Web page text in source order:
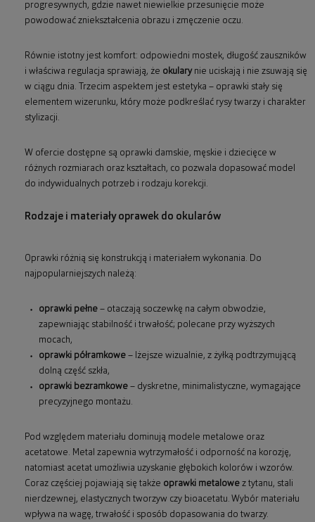
progresywnych, gdzie nawet niewielkie przesunięcie może
powodować zniekształcenia obrazu i zmęczenie oczu.
Równie istotny jest komfort: odpowiedni mostek, długość zauszników
i właściwa regulacja sprawiają, że okularynie uciskają i nie zsuwają się
w ciągu dnia. Trzecim aspektem jest estetyka – oprawki stały się
elementem wizerunku, który może podkreślać rysy twarzy i charakter
stylizacji.
W ofercie dostępne są oprawki damskie, męskie i dziecięce w
różnych rozmiarach oraz kształtach, co pozwala dopasować model
do indywidualnych potrzeb i rodzaju korekcji.
Rodzaje i materiały oprawek do okularów
Oprawki różnią się konstrukcją i materiałem wykonania. Do
najpopularniejszych należą:
oprawki pełne – otaczają soczewkę na całym obwodzie,
zapewniając stabilność i trwałość; polecane przy wyższych
mocach,
oprawki półramkowe – lżejsze wizualnie, z żyłką podtrzymującą
dolną część szkła,
oprawki bezramkowe – dyskretne, minimalistyczne, wymagające
precyzyjnego montażu.
Pod względem materiału dominują modele metalowe oraz
acetatowe. Metal zapewnia wytrzymałość i odporność na korozję,
natomiast acetat umożliwia uzyskanie głębokich kolorów i wzorów.
Coraz częściej pojawiają się także oprawki metalowe z tytanu, stali
nierdzewnej, elastycznych tworzyw czy bioacetatu. Wybór materiału
wpływa na wagę, trwałość i sposób dopasowania do twarzy.